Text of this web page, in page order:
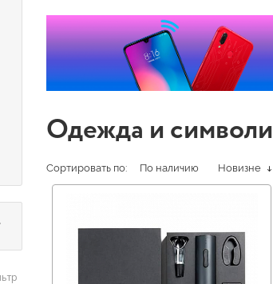
Одежда и
Сортировать по: По наличию Новизне